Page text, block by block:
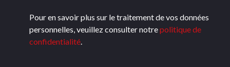
Pour en savoir plus sur le traitement de vos données
personnelles, veuillez consulter notrepolitique de
confidentialité.